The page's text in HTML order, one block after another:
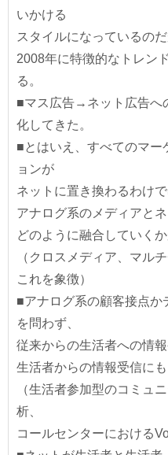
いかける
スタイルになっているの
2008年に特徴的なトレン
る。
■マス広告→ネット広告へ
化してきた。
■とはいえ、すべてのマー
ョンが
ネットに置き換わるわけで
アナログ系のメディアと
どのように融合していく
（クロスメディア、マル
これを象徴）
■アナログ系の顧客接点か
を問わず、
従来からの生活者への情報
生活者からの情報受信に
（生活者参加型のコミュ
析、
コールセンターにおける